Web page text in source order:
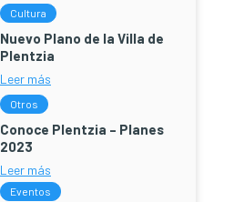
Cultura
Nuevo Plano de la Villa de
Plentzia
Leer más
Otros
Conoce Plentzia – Planes
2023
Leer más
Eventos